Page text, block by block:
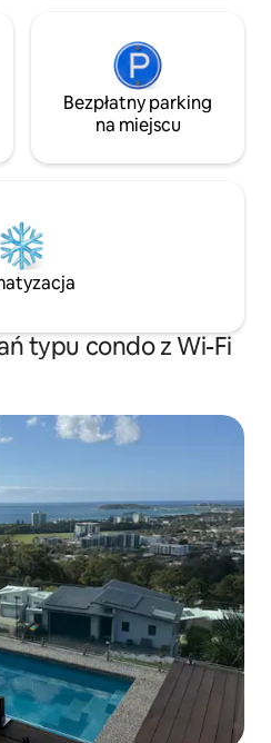
Bezpłatny parking
na miejscu
typu condo z Wi-Fi